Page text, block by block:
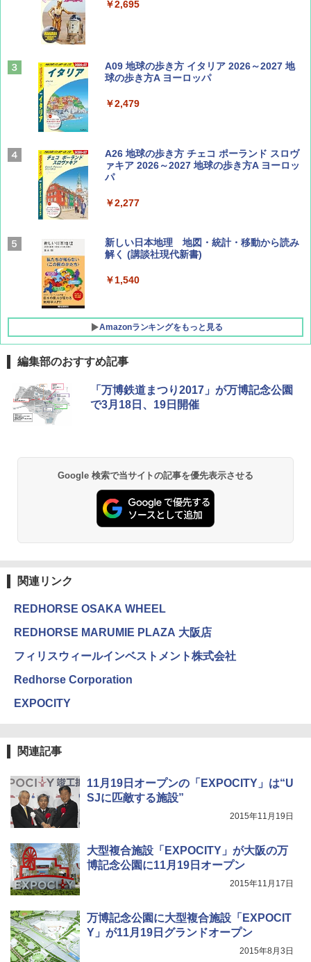
山と溪谷 2026年8月号「南アルプス大全」
Coyote No.89 特集 星野道夫 夢見る旅
￥1,540
AIRLINE（エアライン）2026年9月号【特
集】ボーイング110周年を祝して！
￥1,760
￥2,695
A09 地球の歩き方 イタリア 2026～2027 地
球の歩き方A ヨーロッパ
￥2,479
A26 地球の歩き方 チェコ ポーランド スロヴ
ァキア 2026～2027 地球の歩き方A ヨーロッ
パ
￥2,277
新しい日本地理 地図・統計・移動から読み
解く (講談社現代新書)
￥1,540
Amazonランキングをもっと見る
[キャンパーズコレクション 山善] ポップアッ
プテント 傘みたいに広げて畳める パッとサ
ッとサンシェード キューブ フルクローズ メ
￥6,830
PYKES PEAK (パイクスピーク) 着替えテン
ト プライバシー テント 【中が透けない】 1
人用 折りたたみ 防災グッズ 災害用トイレ ビ
易 トイレテント (ブラック)
ENDLESS BASE 《めざましテレビで紹介》
500002(89232)
￥5,999
[キャンパーズコレクション 山善] 傘みたいに
広げるだけ パッとサッとテント キューブワ
ッシュ 4人用 簡単設置 ポップアップテント P
ATCW-150B エクルベージュ
DEWEL パラソル 大型 ビーチ アウトドアパ
ラソル ガーデン サイトシート付 折りたたみ
防水 UVカット 4段階高さ調整 軽量 収納袋付
【日本企業販売】超強力クマ対策スプレー 30
0ml（連続噴射30秒）110ml（連続噴射15
秒）射程5～10m 安全ロック搭載 携帯収納袋
関の購入実績 登山・キャンプ・アウトドア・
GRANDOOR ステンレス保冷剤 2個セット 2
コンパクト 保冷力長持ち
￥2,980
￥1,180
ゴムボート 空気入れ 空気抜き 自動停止 過熱
保護 日光可読lcd 7種類ノズル付き
編集部のおすすめ記事
「万博鉄道まつり2017」が万博記念公園
で3月18日、19日開催
Google 検索で当サイトの記事を優先表示させる
関連リンク
REDHORSE OSAKA WHEEL
REDHORSE MARUMIE PLAZA 大阪店
フィリスウィールインベストメント株式会社
Redhorse Corporation
EXPOCITY
関連記事
11月19日オープンの「EXPOCITY」は“U
SJに匹敵する施設”
2015年11月19日
大型複合施設「EXPOCITY」が大阪の万
博記念公園に11月19日オープン
2015年11月17日
万博記念公園に大型複合施設「EXPOCIT
Y」が11月19日グランドオープン
2015年8月3日